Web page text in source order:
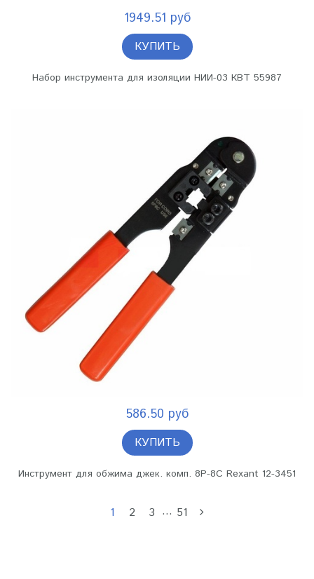
1949.51 руб
КУПИТЬ
Набор инструмента для изоляции НИИ-03 КВТ 55987
586.50 руб
КУПИТЬ
Инструмент для обжима джек. комп. 8P-8C Rexant 12-3451
1 2 3 … 51